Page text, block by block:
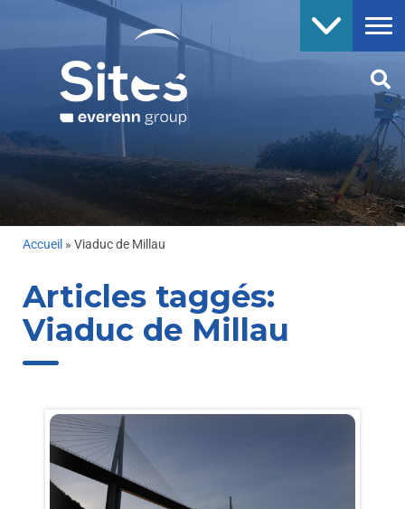
Accueil » Viaduc de Millau
Articles taggés:
Viaduc de Millau